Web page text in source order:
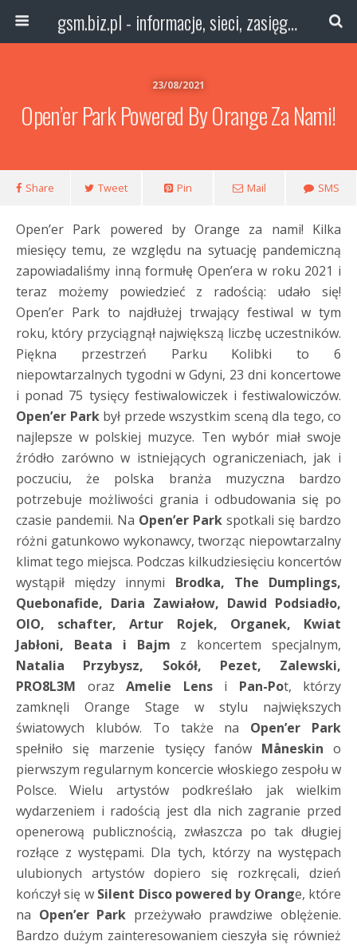
gsm.biz.pl - informacje, sieci, zasięg technologie
23/08/2021
Open’er Park Powered By Orange Za Nami!
Share Tweet Pin Mail SMS
Open’er Park powered by Orange za nami! Kilka
miesięcy temu, ze względu na sytuację pandemiczną
zapowiadaliśmy inną formułę Open’era w roku 2021 i
teraz możemy powiedzieć z radością: udało się!
Open’er Park to najdłużej trwający festiwal w tym
roku, który przyciągnął największą liczbę uczestników.
Piękna przestrzeń Parku Kolibki to 6
niepowtarzalnych tygodni w Gdyni, 23 dni koncertowe
i ponad 75 tysięcy festiwalowiczek i festiwalowiczów.
Open’er Parkbył przede wszystkim sceną dla tego, co
najlepsze w polskiej muzyce. Ten wybór miał swoje
źródło zarówno w istniejących ograniczeniach, jak i
poczuciu, że polska branża muzyczna bardzo
potrzebuje możliwości grania i odbudowania się po
czasie pandemii. Na Open’er Park spotkali się bardzo
różni gatunkowo wykonawcy, tworząc niepowtarzalny
klimat tego miejsca. Podczas kilkudziesięciu koncertów
wystąpił między innymi Brodka, The Dumplings,
Quebonafide, Daria Zawiałow, Dawid Podsiadło,
OIO, schafter, Artur Rojek, Organek, Kwiat
Jabłoni, Beata i Bajm z koncertem specjalnym,
Natalia Przybysz, Sokół, Pezet, Zalewski,
PRO8L3M oraz Amelie Lensi Pan-Pot, którzy
zamknęli Orange Stage w stylu największych
światowych klubów. To także na Open’er Park
spełniło się marzenie tysięcy fanów Måneskino
pierwszym regularnym koncercie włoskiego zespołu w
Polsce. Wielu artystów podkreślało jak wielkim
wydarzeniem i radością jest dla nich zagranie przed
openerową publicznością, zwłaszcza po tak długiej
rozłące z występami. Dla tych, którzy na występach
ulubionych artystów dopiero się rozkręcali, dzień
kończył się w Silent Disco powered by Orange, które
na Open’er Park przeżywało prawdziwe oblężenie.
Bardzo dużym zainteresowaniem cieszyła się również